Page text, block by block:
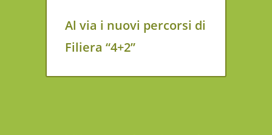
Al via i nuovi percorsi di
Filiera “4+2”